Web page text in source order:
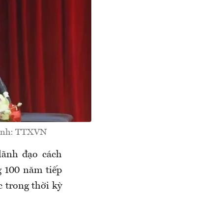
TTXVN
đạo cách
năm tiếp
trong thời kỳ